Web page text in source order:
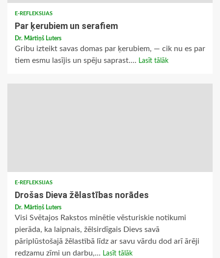
E-REFLEKSIJAS
Par ķerubiem un serafiem
Dr. Mārtiņš Luters
Gribu izteikt savas domas par ķerubiem, — cik nu es par
tiem esmu lasījis un spēju saprast.... Lasīt tālāk
E-REFLEKSIJAS
Drošas Dieva žēlastības norādes
Dr. Mārtiņš Luters
Visi Svētajos Rakstos minētie vēsturiskie notikumi
pierāda, ka laipnais, žēlsirdīgais Dievs savā
pāriplūstošajā žēlastībā līdz ar savu vārdu dod arī ārēji
redzamu zīmi un darbu,... Lasīt tālāk